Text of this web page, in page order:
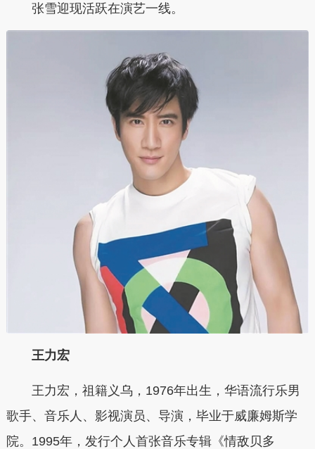
张雪迎现活跃在演艺一线。
王力宏
王力宏，祖籍义乌，1976年出生，华语流行乐男
歌手、音乐人、影视演员、导演，毕业于威廉姆斯学
院。1995年，发行个人首张音乐专辑《情敌贝多